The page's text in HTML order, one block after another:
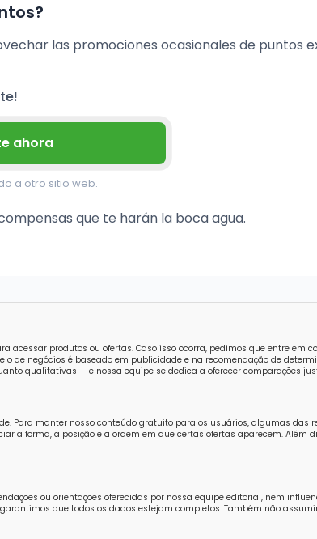
las promociones ocasionales de puntos
ahora
a otro sitio web.
que te harán la boca agua.
acessar produtos ou ofertas. Caso isso ocorra, pedimos que entre em
de negócios é baseado em publicidade e na recomendação de
qualitativas — e nossa equipe se dedica a oferecer comparações
Para manter nosso conteúdo gratuito para os usuários, algumas das
a forma, a posição e a ordem em que certas ofertas aparecem.
ou orientações oferecidas por nossa equipe editorial, nem
que todos os dados estejam completos. Também não